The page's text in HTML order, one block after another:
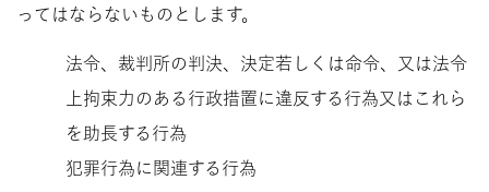
ってはならないものとします。
法令、裁判所の判決、決定若しくは命令、又は法令
上拘束力のある行政措置に違反する行為又はこれら
を助長する行為
犯罪行為に関連する行為